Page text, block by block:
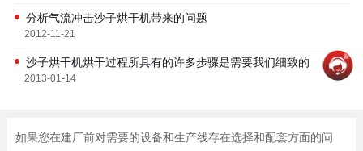
分析气流冲击沙子烘干机带来的问题
2012-11-21
沙子烘干机烘干过程所具有的许多步骤是需要我们细致的
2013-01-14
如果您在建厂前对需要的设备和生产线存在选择和配套方面的问